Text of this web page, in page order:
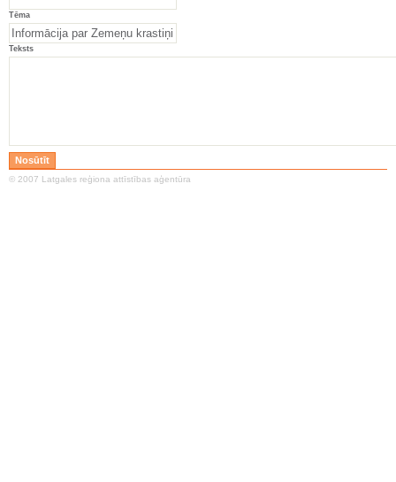
Tēma
Teksts
© 2007 Latgales reģiona attīstības aģentūra